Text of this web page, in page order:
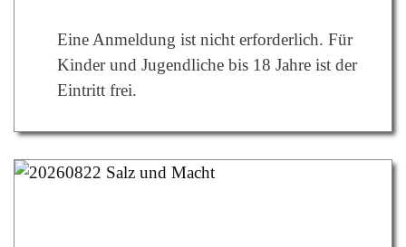
Eine Anmeldung ist nicht erforderlich. Für
Kinder und Jugendliche bis 18 Jahre ist der
Eintritt frei.